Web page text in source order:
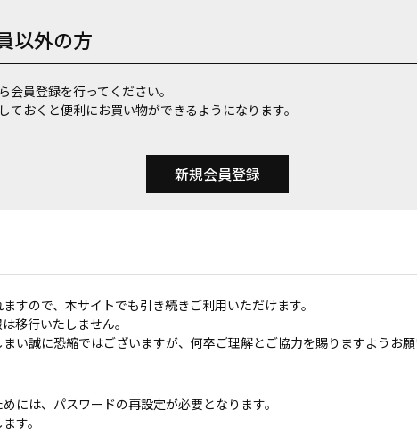
以外の方
員登録を行ってください。
ておくと便利にお買い物ができるようになります。
すので、本サイトでも引き続きご利用いただけます。
移行いたしません。
い誠に恐縮ではございますが、何卒ご理解とご協力を賜りますようお
には、パスワードの再設定が必要となります。
す。